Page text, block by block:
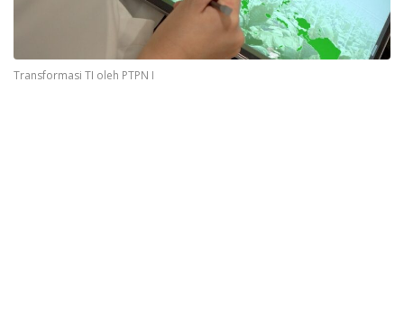
Transformasi TI oleh PTPN I